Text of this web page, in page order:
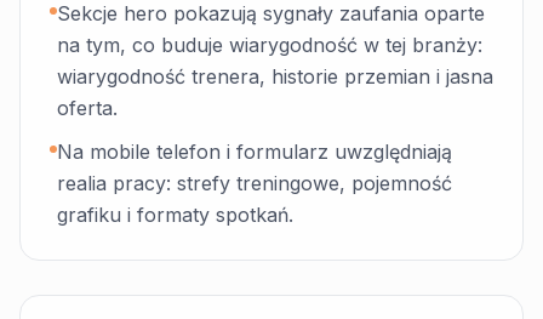
Sekcje hero pokazują sygnały zaufania oparte
na tym, co buduje wiarygodność w tej branży:
wiarygodność trenera, historie przemian i jasna
oferta.
Na mobile telefon i formularz uwzględniają
realia pracy: strefy treningowe, pojemność
grafiku i formaty spotkań.